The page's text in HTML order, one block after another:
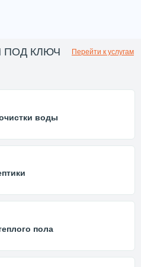
ПОД КЛЮЧ Перейти к услугам
воды
пола